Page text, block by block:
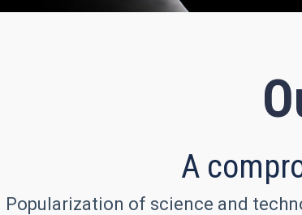
A
Popularization of science and